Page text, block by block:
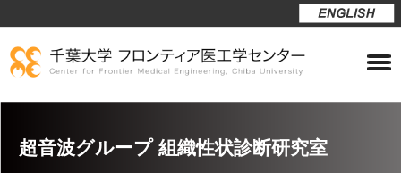
超音波グループ 組織性状診断研究室